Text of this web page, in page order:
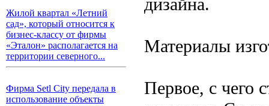
Жилой квартал «Летний
сад», который относится к
бизнес-классу от фирмы
«Эталон» располагается на
территории северного...
Фирма Setl City передала в
использование объекты
дизайна.
Материалы
Первое, с чего